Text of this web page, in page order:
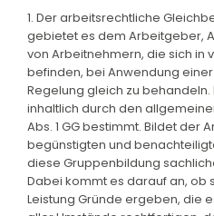
1. Der arbeitsrechtliche
gebietet es dem Arbeitgeber,
von Arbeitnehmern, die sich in
befinden, bei Anwendung
Regelung gleich zu behandeln.
inhaltlich durch den
Abs. 1 GG bestimmt. Bildet der
begünstigten und
diese Gruppenbildung
Dabei kommt es darauf an, ob
Leistung Gründe ergeben, die